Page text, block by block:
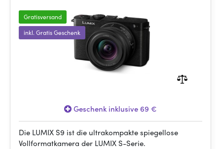
Gratisversand
inkl. Gratis Geschenk
Geschenk inklusive 69 €
Die LUMIX S9 ist die ultrakompakte spiegellose
Vollformatkamera der LUMIX S-Serie.